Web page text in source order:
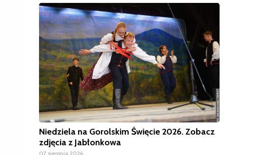
Niedziela na Gorolskim Święcie 2026. Zobacz
zdjęcia z Jabłonkowa
07 sierpnia 2026